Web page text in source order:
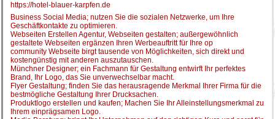
https://hotel-blauer-karpfen.de
Business Social Media; nutzen Sie die sozialen Netzwerke, um Ihre
Geschäftkontakte zu optimieren.
Webseiten Erstellen Agentur, Webseiten gestalten; außergewöhnlich
gestaltete Webseiten ergänzen Ihren Werbeauftritt für Ihre op
community Webseite birgt tausende von Möglichkeiten, sich direkt und
kostengünstig mit anderen auszutauschen.
Münchner Designer; ein Fachmann für Gestaltung entwirft Ihr perfektes
Brand, Ihr Logo, das Sie unverwechselbar macht.
Flyer Gestaltung; finden Sie das herausragende Merkmal Ihrer Firma für die
bestmögliche Gestaltung Ihrer Drucksachen.
Produktlogo erstellen und kaufen; Machen Sie Ihr Alleinstellungsmerkmal zu
Ihrem einprägsamen Logo.